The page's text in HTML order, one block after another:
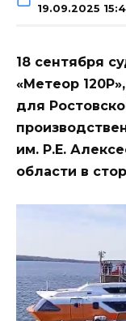
19.09.2025
18 сентября
«Метеор
для
им. Р.Е.
области в